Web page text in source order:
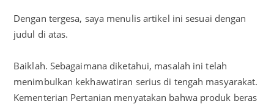
Dengan tergesa, saya menulis artikel ini sesuai dengan
judul di atas.
Baiklah. Sebagaimana diketahui, masalah ini telah
menimbulkan kekhawatiran serius di tengah masyarakat.
Kementerian Pertanian menyatakan bahwa produk beras